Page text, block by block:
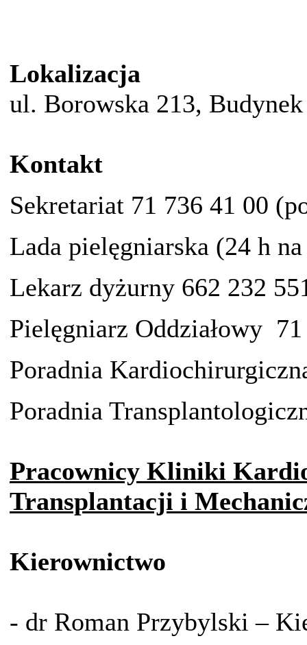
Lokalizacja
ul. Borowska 213,
Kontakt
Sekretariat 71 736 41 00
Lada pielęgniarska (24 h
Lekarz dyżurny 662 232
Pielęgniarz Oddziałowy
Poradnia
Poradnia
Pracownicy Kliniki
Transplantacji i
Kierownictwo
- dr Roman Przybylski –